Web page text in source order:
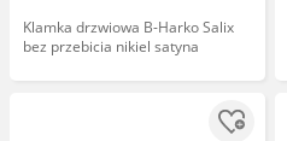
Klamka drzwiowa B-Harko Salix
bez przebicia nikiel satyna